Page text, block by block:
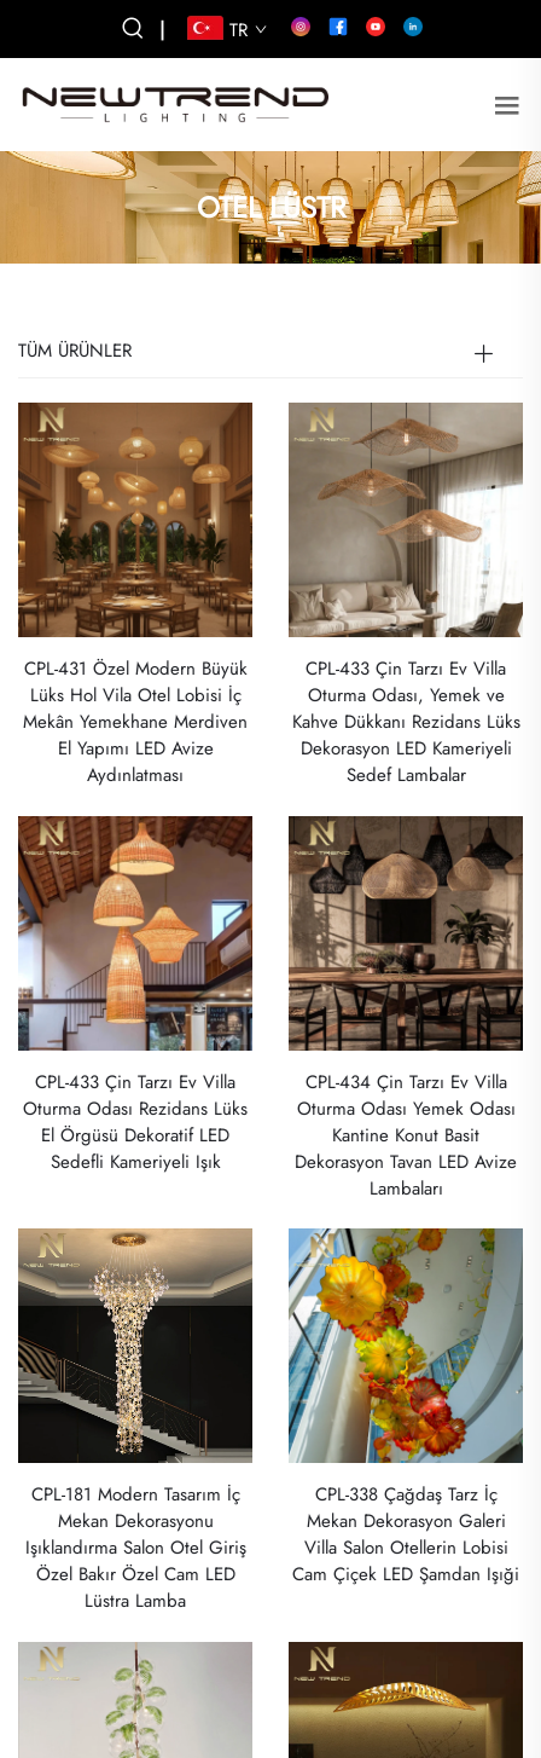
| TR
OTEL LÜSTR
TÜM ÜRÜNLER
CPL-431 Özel Modern Büyük
Lüks Hol Vila Otel Lobisi İç
Mekân Yemekhane Merdiven
El Yapımı LED Avize
Aydınlatması
CPL-433 Çin Tarzı Ev Villa
Oturma Odası, Yemek ve
Kahve Dükkanı Rezidans Lüks
Dekorasyon LED Kameriyeli
Sedef Lambalar
CPL-433 Çin Tarzı Ev Villa
Oturma Odası Rezidans Lüks
El Örgüsü Dekoratif LED
Sedefli Kameriyeli Işık
CPL-434 Çin Tarzı Ev Villa
Oturma Odası Yemek Odası
Kantine Konut Basit
Dekorasyon Tavan LED Avize
Lambaları
CPL-181 Modern Tasarım İç
Mekan Dekorasyonu
Işıklandırma Salon Otel Giriş
Özel Bakır Özel Cam LED
Lüstra Lamba
CPL-338 Çağdaş Tarz İç
Mekan Dekorasyon Galeri
Villa Salon Otellerin Lobisi
Cam Çiçek LED Şamdan Işıği